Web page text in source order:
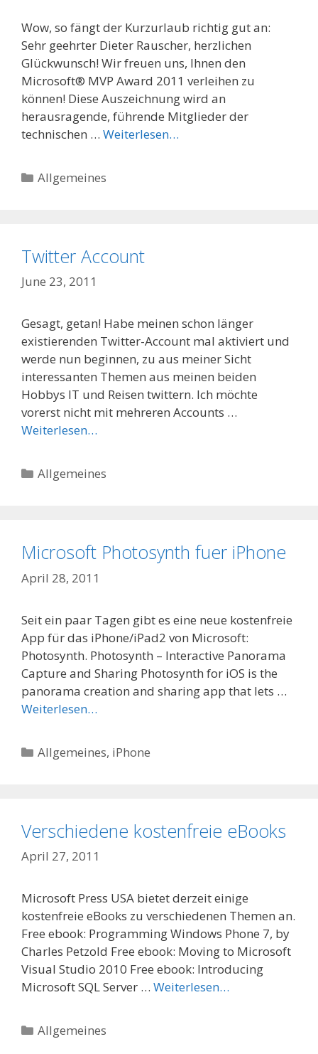
Wow, so fängt der Kurzurlaub richtig gut an:
Sehr geehrter Dieter Rauscher, herzlichen
Glückwunsch! Wir freuen uns, Ihnen den
Microsoft® MVP Award 2011 verleihen zu
können! Diese Auszeichnung wird an
herausragende, führende Mitglieder der
technischen … Weiterlesen…
Categories
Allgemeines
Twitter Account
June 23, 2011
Gesagt, getan! Habe meinen schon länger
existierenden Twitter-Account mal aktiviert und
werde nun beginnen, zu aus meiner Sicht
interessanten Themen aus meinen beiden
Hobbys IT und Reisen twittern. Ich möchte
vorerst nicht mit mehreren Accounts …
Weiterlesen…
Categories
Allgemeines
Microsoft Photosynth fuer iPhone
April 28, 2011
Seit ein paar Tagen gibt es eine neue kostenfreie
App für das iPhone/iPad2 von Microsoft:
Photosynth. Photosynth – Interactive Panorama
Capture and Sharing Photosynth for iOS is the
panorama creation and sharing app that lets …
Weiterlesen…
Categories
Allgemeines, iPhone
Verschiedene kostenfreie eBooks
April 27, 2011
Microsoft Press USA bietet derzeit einige
kostenfreie eBooks zu verschiedenen Themen an.
Free ebook: Programming Windows Phone 7, by
Charles Petzold Free ebook: Moving to Microsoft
Visual Studio 2010 Free ebook: Introducing
Microsoft SQL Server … Weiterlesen…
Categories
Allgemeines